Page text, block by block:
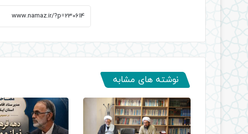
نوشته های مشابه